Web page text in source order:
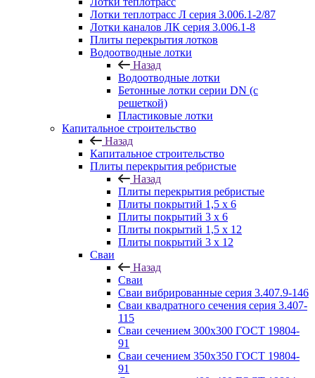
Лотки теплотрасс Л серия 3.006.1-2/87
Лотки каналов ЛК серия 3.006.1-8
Плиты перекрытия лотков
Водоотводные лотки
Назад
Водоотводные лотки
Бетонные лотки серии DN (с
решеткой)
Пластиковые лотки
Капитальное строительство
Назад
Капитальное строительство
Плиты перекрытия ребристые
Назад
Плиты перекрытия ребристые
Плиты покрытий 1,5 x 6
Плиты покрытий 3 x 6
Плиты покрытий 1,5 x 12
Плиты покрытий 3 x 12
Сваи
Назад
Сваи
Сваи вибрированные серия 3.407.9-146
Сваи квадратного сечения серия 3.407-
115
Сваи сечением 300х300 ГОСТ 19804-
91
Сваи сечением 350х350 ГОСТ 19804-
91